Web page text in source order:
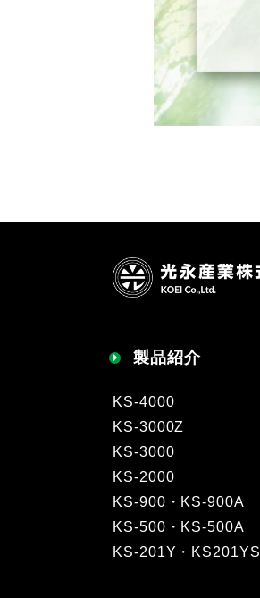
製品紹介
KS-4000
KS-3000Z
KS-3000
KS-2000
KS-900・KS-900A
KS-500・KS-500A
KS-201Y・KS201YS